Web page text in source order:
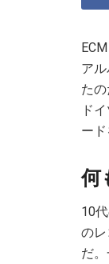
ア
た
ド
ー
何
10
の
だ